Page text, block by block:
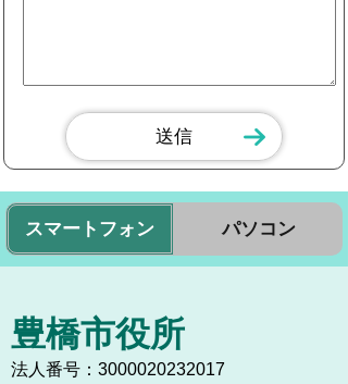
スマートフォン パソコン
豊橋市役所
法人番号：3000020232017